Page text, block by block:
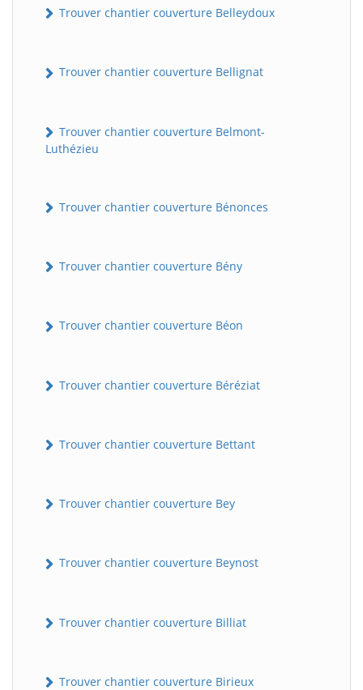
Trouver chantier couverture Belleydoux
Trouver chantier couverture Bellignat
Trouver chantier couverture Belmont-
Luthézieu
Trouver chantier couverture Bénonces
Trouver chantier couverture Bény
Trouver chantier couverture Béon
Trouver chantier couverture Béréziat
Trouver chantier couverture Bettant
Trouver chantier couverture Bey
Trouver chantier couverture Beynost
Trouver chantier couverture Billiat
Trouver chantier couverture Birieux